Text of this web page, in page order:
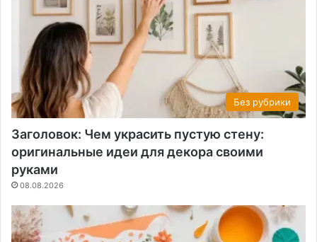
Без рубрики
Заголовок: Чем украсить пустую стену:
оригинальные идеи для декора своими
руками
08.08.2026